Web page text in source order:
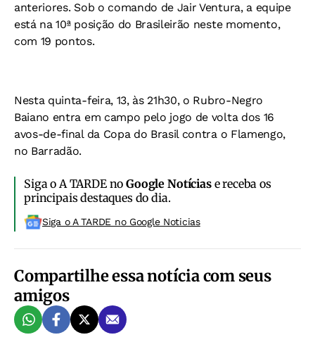
anteriores. Sob o comando de Jair Ventura, a equipe
está na 10ª posição do Brasileirão neste momento,
com 19 pontos.
Nesta quinta-feira, 13, às 21h30, o Rubro-Negro
Baiano entra em campo pelo jogo de volta dos 16
avos-de-final da Copa do Brasil contra o Flamengo,
no Barradão.
Siga o A TARDE noGoogle Notíciase receba os
principais destaques do dia.
Siga o A TARDE no Google Noticias
Compartilhe essa notícia com seus
amigos